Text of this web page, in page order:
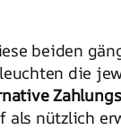
beiden
die
nützlich